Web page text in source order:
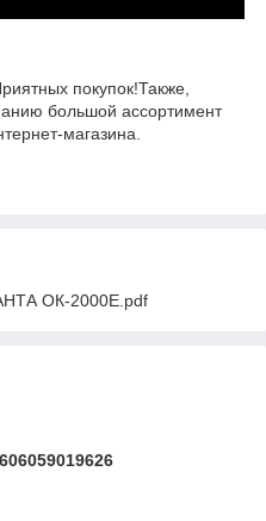
покупок!Также,
большой ассортимент
магазина.
ОК-2000Е.pdf